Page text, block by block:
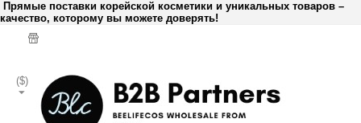
Прямые поставки корейской косметики и уникальных товаров –
качество, которому вы можете доверять!
($)